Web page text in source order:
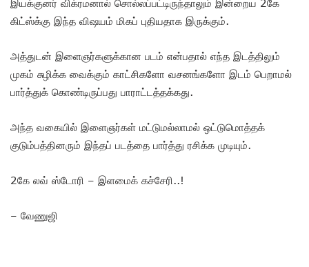
இயக்குனர் விக்ரமனால் சொல்லப்பட்டிருந்தாலும் இன்றைய 2கே
கிட்ஸ்க்கு இந்த விஷயம் மிகப் புதியதாக இருக்கும்.
அத்துடன் இளைஞர்களுக்கான படம் என்பதால் எந்த இடத்திலும்
முகம் சுழிக்க வைக்கும் காட்சிகளோ வசனங்களோ இடம் பெறாமல்
பார்த்துக் கொண்டிருப்பது பாராட்டத்தக்கது.
அந்த வகையில் இளைஞர்கள் மட்டுமல்லாமல் ஒட்டுமொத்தக்
குடும்பத்தினரும் இந்தப் படத்தை பார்த்து ரசிக்க முடியும்.
2கே லவ் ஸ்டோரி – இளமைக் கச்சேரி..!
– வேணுஜி